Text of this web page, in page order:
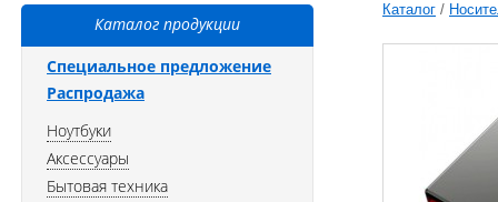
Каталог /
Каталог продукции
Специальное предложение
Распродажа
Ноутбуки
Аксессуары
Бытовая техника